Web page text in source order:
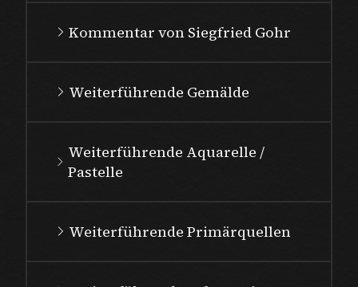
Kommentar von Siegfried Gohr
Weiterführende Gemälde
Weiterführende Aquarelle /
Pastelle
Weiterführende Primärquellen